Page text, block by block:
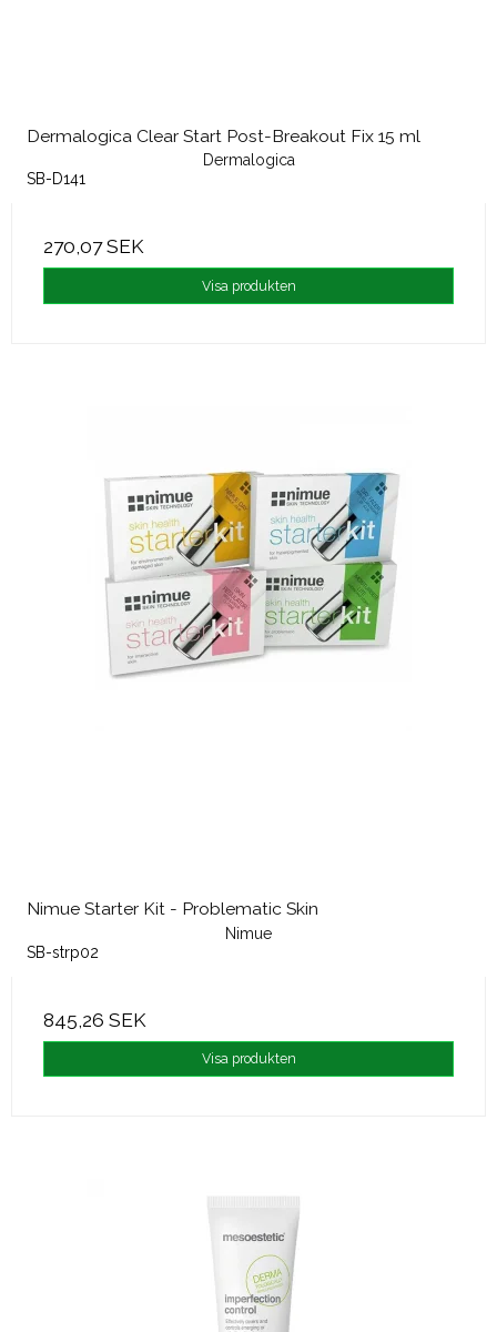
Dermalogica Clear Start Post-Breakout Fix 15 ml
Dermalogica
SB-D141
270,07 SEK
Visa produkten
Nimue Starter Kit - Problematic Skin
Nimue
SB-strp02
845,26 SEK
Visa produkten